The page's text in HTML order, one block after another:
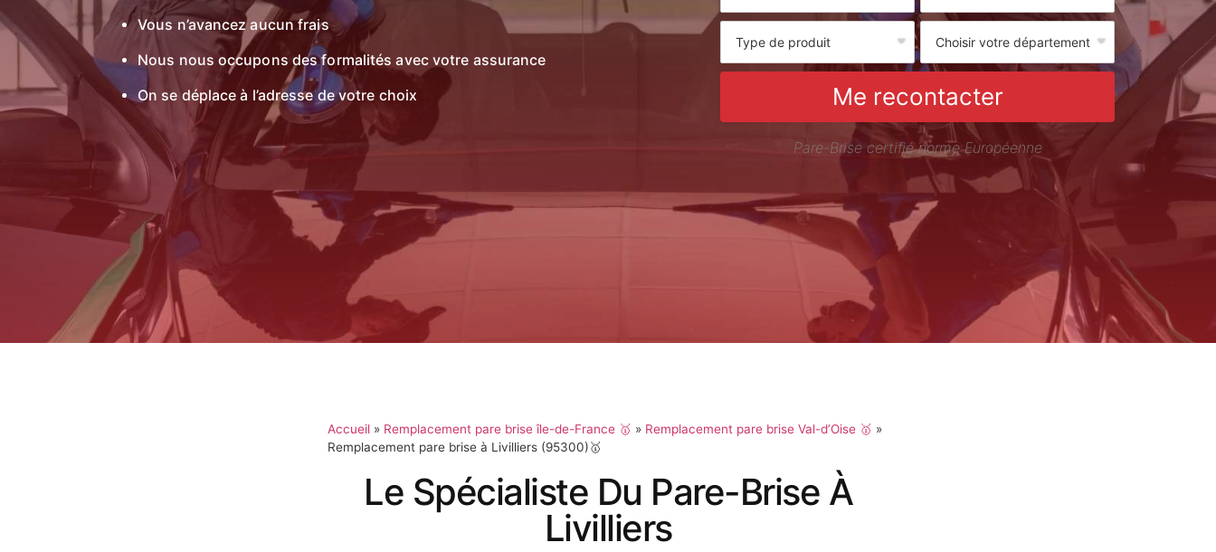
Vous n’avancez aucun frais
Nous nous occupons des formalités avec votre assurance
On se déplace à l’adresse de votre choix
Me recontacter
Pare-Brise certifié norme Européenne
Accueil » Remplacement pare brise île-de-France 🥇 » Remplacement pare brise Val-d’Oise 🥇 »
Remplacement pare brise à Livilliers (95300)🥇
Le Spécialiste Du Pare-Brise À
Livilliers